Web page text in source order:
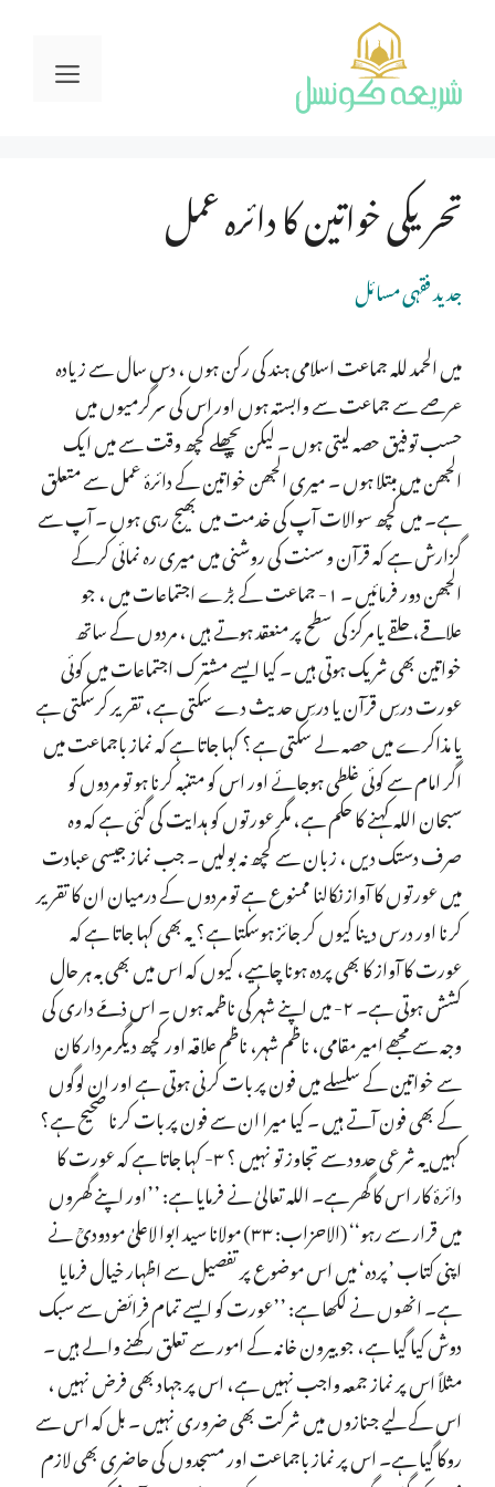
content
تحریکی خواتین کا دائرہ عمل
جدید فقہی مسائل
میں الحمد للہ جماعت اسلامی ہند کی رکن ہوں ، دس سال سے زیادہ
عرصے سے جماعت سے وابستہ ہوں اور اس کی سرگرمیوں میں
حسب توفیق حصہ لیتی ہوں ۔ لیکن پچھلے کچھ وقت سے میں ایک
الجھن میں مبتلا ہوں ۔ میری الجھن خواتین کے دائرۂ عمل سے متعلق
ہے۔ میں کچھ سوالات آپ کی خدمت میں بھیج رہی ہوں ۔ آپ سے
گزارش ہے کہ قرآن و سنت کی روشنی میں میری رہ نمائی کرکے
الجھن دور فرمائیں ۔ ۱- جماعت کے بڑے اجتماعات میں ، جو
علاقے، حلقے یا مرکز کی سطح پر منعقد ہوتے ہیں ، مردوں کے ساتھ
خواتین بھی شریک ہوتی ہیں ۔ کیا ایسے مشترک اجتماعات میں کوئی
عورت درسِ قرآن یا درسِ حدیث دے سکتی ہے، تقریر کرسکتی ہے
یا مذاکرے میں حصہ لے سکتی ہے؟ کہا جاتا ہے کہ نماز باجماعت میں
اگر امام سے کوئی غلطی ہوجائے اور اس کو متنبہ کرنا ہو تو مردوں کو
سبحان اللہ کہنے کا حکم ہے، مگر عورتوں کو ہدایت کی گئی ہے کہ وہ
صرف دستک دیں ، زبان سے کچھ نہ بولیں ۔ جب نماز جیسی عبادت
میں عورتوں کا آواز نکالنا ممنوع ہے تو مردوں کے درمیان ان کا تقریر
کرنا اور درس دینا کیوں کر جائز ہوسکتا ہے؟ یہ بھی کہا جاتا ہے کہ
عورت کا آواز کا بھی پردہ ہونا چاہیے، کیوں کہ اس میں بھی بہ ہر حال
کشش ہوتی ہے۔ ۲- میں اپنے شہر کی ناظمہ ہوں ۔ اس ذمّے داری کی
وجہ سے مجھے امیر مقامی، ناظم شہر، ناظم علاقہ اور کچھ دیگر مردار کان
سے خواتین کے سلسلے میں فون پر بات کرنی ہوتی ہے اور ان لوگوں
کے بھی فون آتے ہیں ۔ کیا میرا ان سے فون پر بات کرنا صحیح ہے؟
کہیں یہ شرعی حدود سے تجاوز تو نہیں ؟ ۳- کہا جاتا ہے کہ عورت کا
دائرۂ کار اس کا گھر ہے۔ اللہ تعالیٰ نے فرمایا ہے: ’’اور اپنے گھروں
میں قرار سے رہو‘‘ (الاحزاب: ۳۳) مولانا سید ابوا لاعلیٰ مودودیؒ نے
اپنی کتاب ’پردہ‘ میں اس موضوع پر تفصیل سے اظہار خیال فرمایا
ہے۔ انھوں نے لکھا ہے: ’’عورت کو ایسے تمام فرائض سے سبک
دوش کیا گیا ہے، جو بیرون خانہ کے امور سے تعلق رکھنے والے ہیں ۔
مثلاً اس پر نماز جمعہ واجب نہیں ہے، اس پر جہاد بھی فرض نہیں ،
اس کے لیے جنازوں میں شرکت بھی ضروری نہیں ۔ بل کہ اس سے
روکا گیا ہے۔ اس پر نماز باجماعت اور مسجدوں کی حاضری بھی لازم